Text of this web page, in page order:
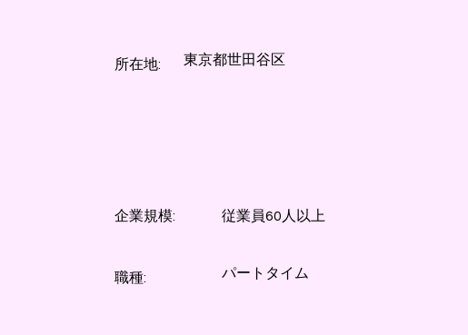
所在地: 東京都世田谷区
企業規模: 従業員60人以上
職種: パートタイム